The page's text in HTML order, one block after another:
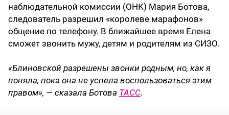
наблюдательной комиссии (ОНК) Мария Ботова,
следователь разрешил «королеве марафонов»
общение по телефону. В ближайшее время Елена
сможет звонить мужу, детям и родителям из СИЗО.
«Блиновской разрешены звонки родным, но, как я
поняла, пока она не успела воспользоваться этим
правом», — сказала Ботова ТАСС.